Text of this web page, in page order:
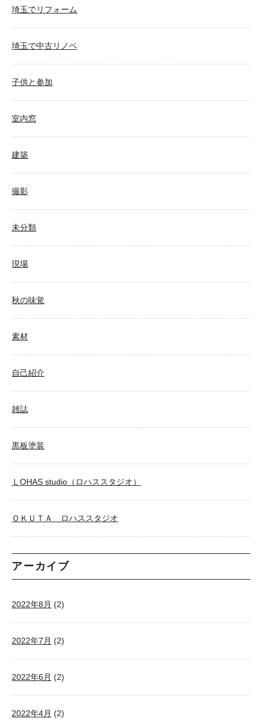
埼玉でリフォーム
埼玉で中古リノベ
子供と参加
室内窓
建築
撮影
未分類
現場
秋の味覚
素材
自己紹介
雑誌
黒板塗装
ＬOHAS studio（ロハススタジオ）
ＯＫＵＴＡ ロハススタジオ
アーカイブ
2022年8月 (2)
2022年7月 (2)
2022年6月 (2)
2022年4月 (2)